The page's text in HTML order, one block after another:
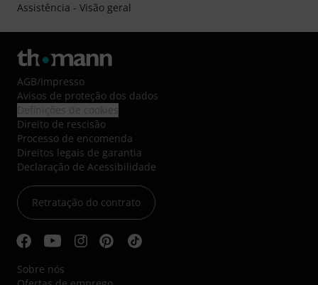
Assistência - Visão geral
AGB/Impresso
Avisos de proteção dos dados
Direito de rescisão
Processo de encomenda
Direitos legais de garantia
Declaração de Acessibilidade
Retratação do contrato
Sobre nós